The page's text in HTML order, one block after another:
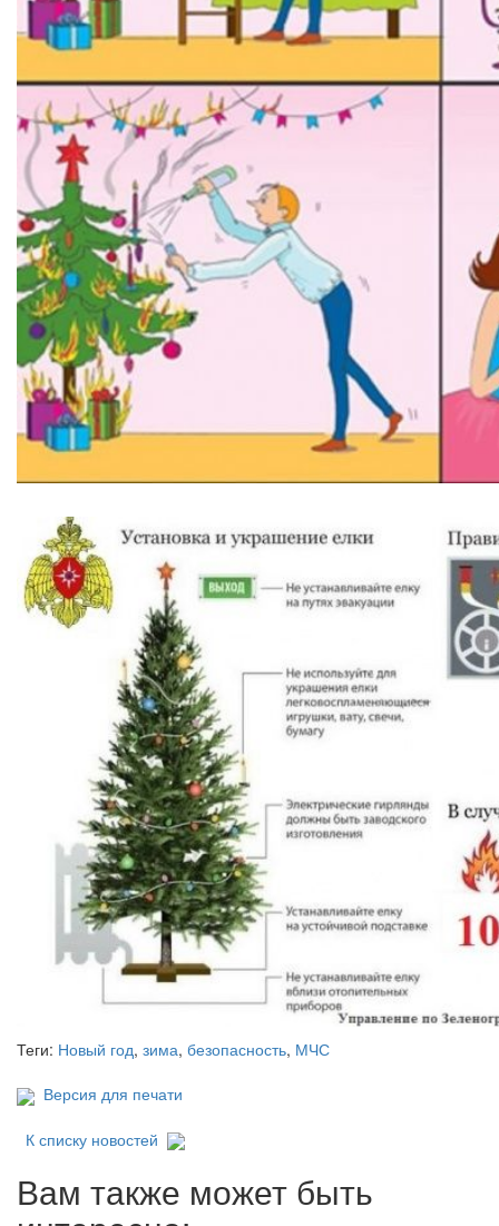
Теги: Новый год, зима, безопасность, МЧС
Версия для печати
К списку новостей
Вам также может быть